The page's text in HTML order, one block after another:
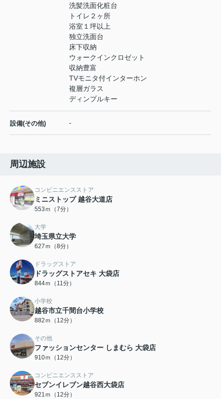
洗髪洗面化粧台
トイレ２ヶ所
浴室１坪以上
独立洗面台
床下収納
ウォークインクロゼット
収納豊富
TVモニタ付インターホン
複層ガラス
ディンプルキー
設備(その他) -
周辺施設
コンビニエンスストア
ミニストップ 越谷大道店
553ｍ（7分）
大学
埼玉県立大学
627ｍ（8分）
ドラッグストア
ドラッグストアセキ 大袋店
844ｍ（11分）
小学校
越谷市立千間台小学校
882ｍ（12分）
その他
ファッションセンター しまむら 大袋店
910ｍ（12分）
コンビニエンスストア
セブンイレブン越谷西大袋店
921ｍ（12分）